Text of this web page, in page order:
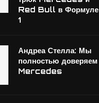
Red Bull в Формуле
1
Андреа Стелла: Мы
полностью доверяем
Mercedes